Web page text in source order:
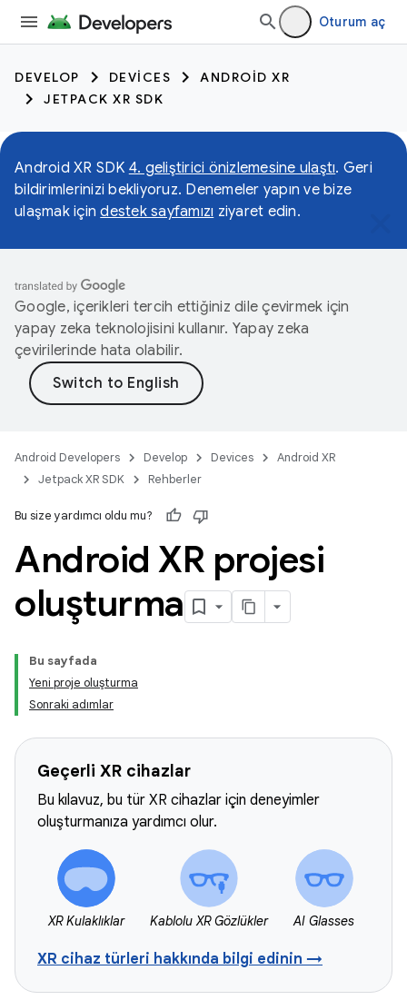
Oturum aç
DEVELOP DEVICES
ANDROID XR
JETPACK XR SDK
Android XR SDK 4. geliştirici önizlemesine ulaştı. Geri
bildirimlerinizi bekliyoruz. Denemeler yapın ve bize
ulaşmak içindestek sayfamızı ziyaret edin.
Google, içerikleri tercih ettiğiniz dile çevirmek için
yapay zeka teknolojisini kullanır. Yapay zeka
çevirilerinde hata olabilir.
Android Developers Develop Devices
Android XR
Jetpack XR SDK
Rehberler
Bu size yardımcı oldu mu?
Android XR projesi
oluşturma
Bu sayfada
Yeni proje oluşturma
Sonraki adımlar
Geçerli XR cihazlar
Bu kılavuz, bu tür XR cihazlar için deneyimler
oluşturmanıza yardımcı olur.
XR Kulaklıklar Kablolu XR Gözlükler AI Glasses
XR cihaz türleri hakkında bilgi edinin →